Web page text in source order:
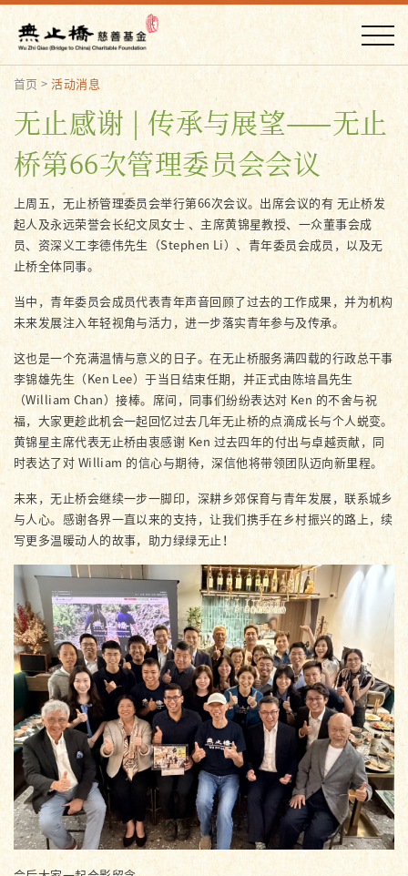
首页>活动消息
无止感谢 | 传承与展望——无止
桥第66次管理委员会会议
上周五，无止桥管理委员会举行第66次会议。出席会议的有 无止桥发
起人及永远荣誉会长纪文凤女士 、主席黄锦星教授、一众董事会成
员、资深义工李德伟先生（Stephen Li）、青年委员会成员，以及无
止桥全体同事。
当中，青年委员会成员代表青年声音回顾了过去的工作成果，并为机构
未来发展注入年轻视角与活力，进一步落实青年参与及传承。
这也是一个充满温情与意义的日子。在无止桥服务满四载的行政总干事
李锦雄先生（Ken Lee）于当日结束任期，并正式由陈培昌先生
（William Chan）接棒。席间，同事们纷纷表达对 Ken 的不舍与祝
福，大家更趁此机会一起回忆过去几年无止桥的点滴成长与个人蜕变。
黄锦星主席代表无止桥由衷感谢 Ken 过去四年的付出与卓越贡献，同
时表达了对 William 的信心与期待，深信他将带领团队迈向新里程。
未来，无止桥会继续一步一脚印，深耕乡郊保育与青年发展，联系城乡
与人心。感谢各界一直以来的支持，让我们携手在乡村振兴的路上，续
写更多温暖动人的故事，助力绿绿无止！